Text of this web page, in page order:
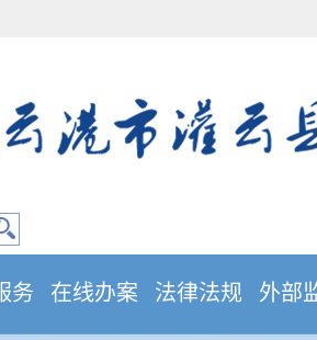
务 在线办案 法律法规 外部